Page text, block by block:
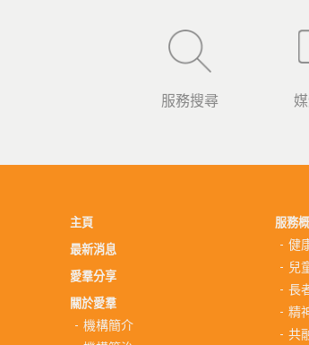
服務搜尋
主頁
最新消息
愛羣分享
關於愛羣
機構簡介
服務
健
兒
長
精
共